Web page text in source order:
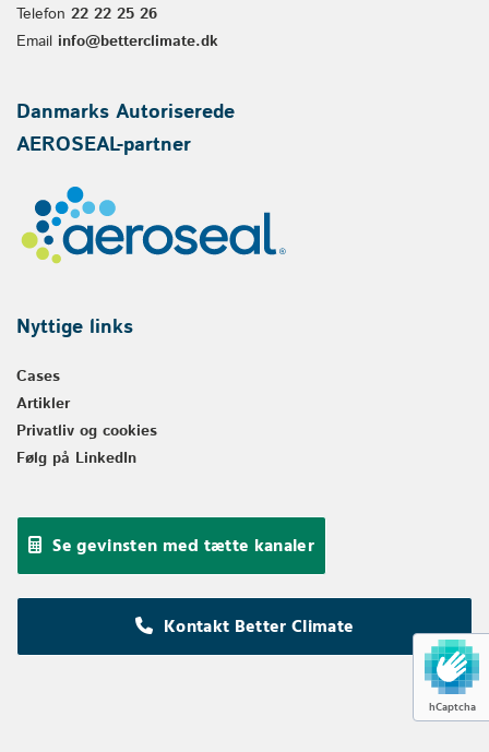
hCaptcha
Telefon 22 22 25 26
Email info@betterclimate.dk
Danmarks Autoriserede
AEROSEAL-partner
Nyttige links
Cases
Artikler
Privatliv og cookies
Følg på LinkedIn
Se gevinsten med tætte kanaler
Kontakt Better Climate